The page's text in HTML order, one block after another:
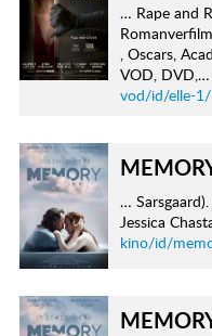
… Rape and
, Oscars,
VOD, DVD,…
vod/id/elle-1/
…
Jessica
kino/id/